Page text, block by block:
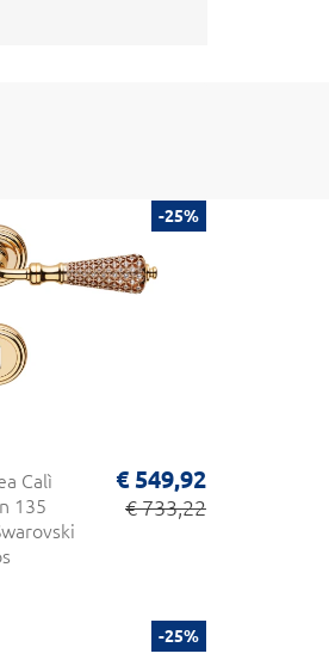
-25%
Calì
135
€ 549,92
€ 733,22
-25%